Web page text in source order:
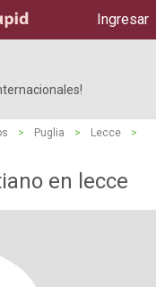
Ingresar
> Puglia > Lecce
>
en lecce